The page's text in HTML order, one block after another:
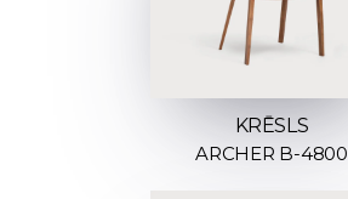
KRĒSLS
ARCHER B-4800